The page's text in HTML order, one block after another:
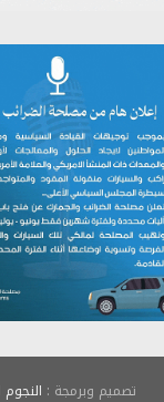
تصميم وبرمجة :